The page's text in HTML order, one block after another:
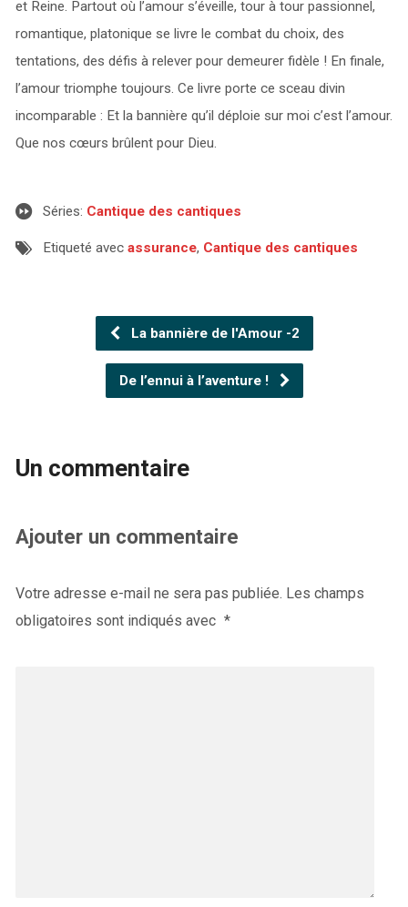
et Reine. Partout où l’amour s’éveille, tour à tour passionnel,
romantique, platonique se livre le combat du choix, des
tentations, des défis à relever pour demeurer fidèle ! En finale,
l’amour triomphe toujours. Ce livre porte ce sceau divin
incomparable : Et la bannière qu’il déploie sur moi c’est l’amour.
Que nos cœurs brûlent pour Dieu.
Séries: Cantique des cantiques
Etiqueté avec assurance, Cantique des cantiques
La bannière de l'Amour -2
De l’ennui à l’aventure !
Un commentaire
Ajouter un commentaire
Votre adresse e-mail ne sera pas publiée. Les champs
obligatoires sont indiqués avec *